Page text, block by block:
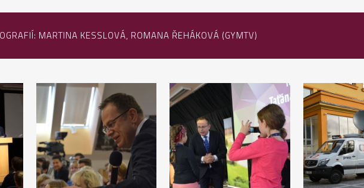
MARTINA KESSLOVÁ, ROMANA ŘEHÁKOVÁ (GYMTV)